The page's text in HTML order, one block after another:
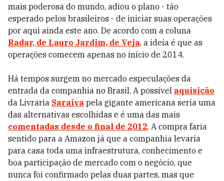
mais poderosa do mundo, adiou o plano - tão
esperado pelos brasileiros - de iniciar suas operações
por aqui ainda este ano. De acordo com a coluna
Radar, de Lauro Jardim, de Veja, a ideia é que as
operações comecem apenas no início de 2014.
Há tempos surgem no mercado especulações da
entrada da companhia no Brasil. A possível aquisição
da Livraria Saraiva pela gigante americana seria uma
das alternativas escolhidas e é uma das mais
comentadas desde o final de 2012. A compra faria
sentido para a Amazon já que a companhia levaria
para casa toda uma infraestrutura, conhecimento e
boa participação de mercado com o negócio, que
nunca foi confirmado pelas duas partes, mas que